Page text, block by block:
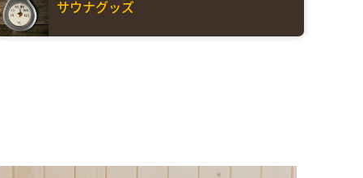
サウナグッズ